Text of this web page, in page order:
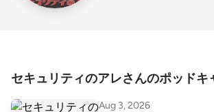
セキュリティのアレさんのポッドキ
Aug 3, 2026